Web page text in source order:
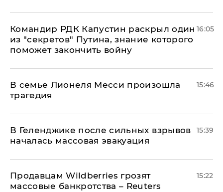
Командир РДК Капустин раскрыл один
из "секретов" Путина, знание которого
поможет закончить войну
16:05
В семье Лионеля Месси произошла
трагедия
15:46
В Геленджике после сильных взрывов
началась массовая эвакуация
15:39
Продавцам Wildberries грозят
массовые банкротства – Reuters
15:22